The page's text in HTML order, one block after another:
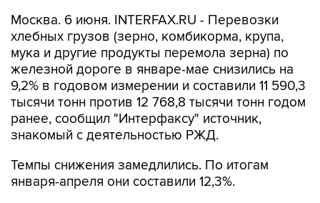
Москва. 6 июня. INTERFAX.RU - Перевозки
хлебных грузов (зерно, комбикорма, крупа,
мука и другие продукты перемола зерна) по
железной дороге в январе-мае снизились на
9,2% в годовом измерении и составили 11 590,3
тысячи тонн против 12 768,8 тысячи тонн годом
ранее, сообщил "Интерфаксу" источник,
знакомый с деятельностью РЖД.
Темпы снижения замедлились. По итогам
января-апреля они составили 12,3%.